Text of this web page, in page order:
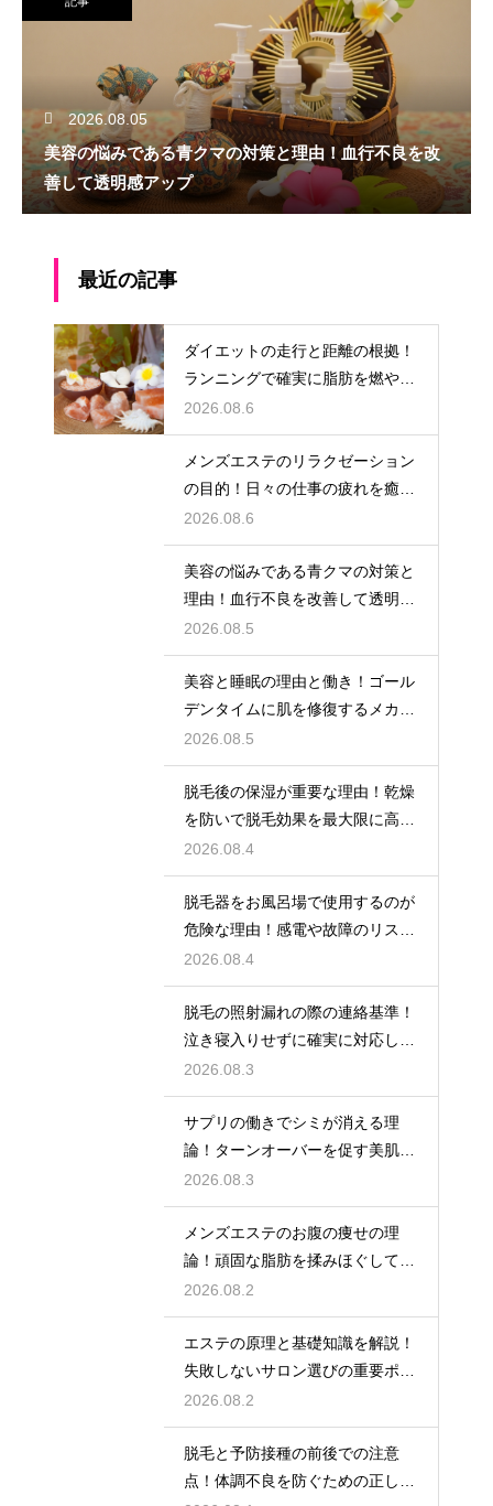
2026.08.05
美容の悩みである青クマの対策と理由！血行不良を改
善して透明感アップ
最近の記事
ダイエットの走行と距離の根拠！
ランニングで確実に脂肪を燃やす
目安
2026.08.6
メンズエステのリラクゼーション
の目的！日々の仕事の疲れを癒や
す極上のプライベート空間
2026.08.6
美容の悩みである青クマの対策と
理由！血行不良を改善して透明感
アップ
2026.08.5
美容と睡眠の理由と働き！ゴール
デンタイムに肌を修復するメカニ
ズム
2026.08.5
脱毛後の保湿が重要な理由！乾燥
を防いで脱毛効果を最大限に高め
るポイント
2026.08.4
脱毛器をお風呂場で使用するのが
危険な理由！感電や故障のリスク
を避けるための安全な環境選び
2026.08.4
脱毛の照射漏れの際の連絡基準！
泣き寝入りせずに確実に対応して
もらう
2026.08.3
サプリの働きでシミが消える理
論！ターンオーバーを促す美肌の
秘密
2026.08.3
メンズエステのお腹の痩せの理
論！頑固な脂肪を揉みほぐして燃
焼をサポートする
2026.08.2
エステの原理と基礎知識を解説！
失敗しないサロン選びの重要ポイ
ント
2026.08.2
脱毛と予防接種の前後での注意
点！体調不良を防ぐための正しい